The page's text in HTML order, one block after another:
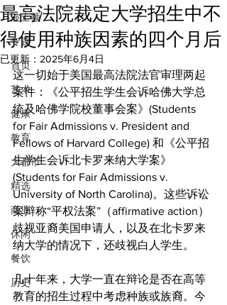
波士顿
专题
首页
艺术
健康
教育
大都市
精选
商业
休闲
餐饮
历史
最高法院裁定大学招生中不
得使用种族因素的四个月后
已更新： 2025年6月4日
这一切始于美国最高法院法官审理两起
案件：《公平招生学生会诉哈佛大学总
统及哈佛学院校董事会案》(Students
for Fair Admissions v. President and
Fellows of Harvard College) 和《公平招
生学生会诉北卡罗来纳大学案》
(Students for Fair Admissions v.
University of North Carolina)。这些诉讼
案辩称“平权法案”（affirmative action）
歧视亚裔美国申请人，以及在北卡罗来
纳大学的情况下，还歧视白人学生。
几十年来，大学一直在辩论是否在高等
教育的招生过程中考虑种族或族裔。今